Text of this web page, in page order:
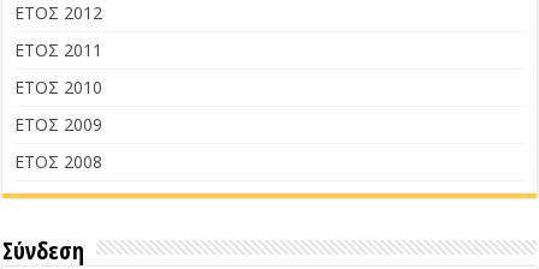
ΕΤΟΣ 2012
ΕΤΟΣ 2011
ΕΤΟΣ 2010
ΕΤΟΣ 2009
ΕΤΟΣ 2008
Σύνδεση